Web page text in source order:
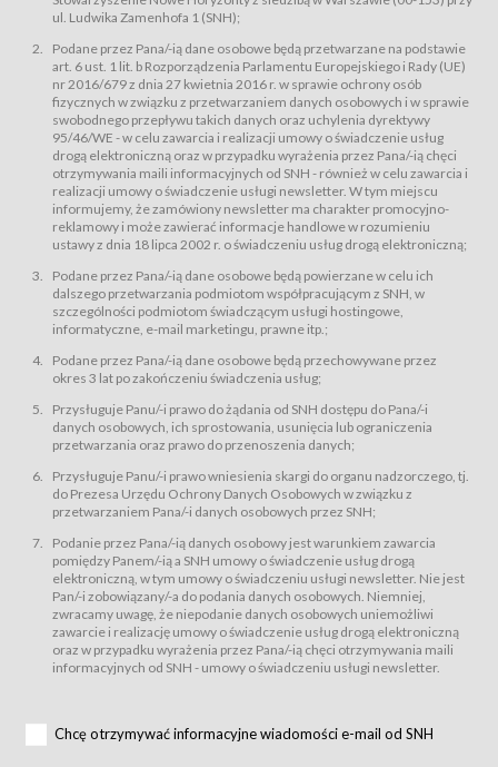
przewidziane przez Usługodawcę dla danego Wydarzenia, tj. uprawniające
do uczestnictwa w wielu albo w pojedynczych seansach filmowych,
Sklep – sklep internetowy prowadzony przez Usługodawcę w Serwisie;
Regulamin – niniejszy regulamin.
§ 2
Postanowienia ogólne
Regulamin określa zasady:
świadczenia Usługobiorcom Usług przez Usługodawcę, z
zastrzeżeniem usług, o których mowa w ust. 2 pkt. 4 i 5 poniżej, których
zasady świadczenia precyzują odrębne regulaminy,
przetwarzania przez Usługodawcę danych osobowych Usługobiorców
będących osobami fizycznymi.
świadczy Usługi drogą elektroniczną w rozumieniu ustawy z dnia 18 lipca
2002 r. o świadczeniu usług drogą elektroniczną (Dz.U. z 2002 r., Nr 144, poz.
1204, z późń. zm.). Usługi świadczone są nieodpłatnie.
usługę przeglądania i odczytywania przez Usługobiorców materiałów
zamieszczanych w Serwisie,
usługę utrzymywania konta użytkownika w Serwisie,
usługę newsletter,
usługę zawierania na odległość umów nabycia Karnetów i Biletów,
usługę zawierania na odległość umów sprzedaży w Sklepie.
dnia 18 lipca 2002 r. o świadczeniu usług drogą elektroniczną (Dz.U. z 2002
r., Nr 144, poz. 1204, z późń. zm.). Usługi świadczone są nieodpłatnie.
Na zasadach określonych w Regulaminie dostęp do Serwisu jest otwarty dla
Usługobiorca przed rozpoczęciem korzystania z Serwisu jest zobowiązany
zapoznać się z Regulaminem. Założenie konta w Serwisie oraz zamówienie
usługi newsletter za pośrednictwem przeznaczonego do tego formularza
zamieszczonego na stronach Serwisu dostępnych dla wszystkich
Usługobiorców wymaga akceptacji postanowień Regulaminu.
Usługobiorca zobowiązany jest do przestrzegania postanowień Regulaminu
od chwili rozpoczęcia korzystania z Serwisu.
Regulamin jest udostępniony Usługobiorcom nieodpłatnie za
Warunki techniczne korzystania z Usług
ul. Ludwika Zamenhofa 1 (SNH);
Podane przez Pana/-ią dane osobowe będą przetwarzane na podstawie
art. 6 ust. 1 lit. b Rozporządzenia Parlamentu Europejskiego i Rady (UE)
nr 2016/679 z dnia 27 kwietnia 2016 r. w sprawie ochrony osób
fizycznych w związku z przetwarzaniem danych osobowych i w sprawie
swobodnego przepływu takich danych oraz uchylenia dyrektywy
95/46/WE - w celu zawarcia i realizacji umowy o świadczenie usług
drogą elektroniczną oraz w przypadku wyrażenia przez Pana/-ią chęci
otrzymywania maili informacyjnych od SNH - również w celu zawarcia i
realizacji umowy o świadczenie usługi newsletter. W tym miejscu
informujemy, że zamówiony newsletter ma charakter promocyjno-
reklamowy i może zawierać informacje handlowe w rozumieniu
ustawy z dnia 18 lipca 2002 r. o świadczeniu usług drogą elektroniczną;
Podane przez Pana/-ią dane osobowe będą powierzane w celu ich
dalszego przetwarzania podmiotom współpracującym z SNH, w
szczególności podmiotom świadczącym usługi hostingowe,
informatyczne, e-mail marketingu, prawne itp.;
Podane przez Pana/-ią dane osobowe będą przechowywane przez
okres 3 lat po zakończeniu świadczenia usług;
Przysługuje Panu/-i prawo do żądania od SNH dostępu do Pana/-i
danych osobowych, ich sprostowania, usunięcia lub ograniczenia
przetwarzania oraz prawo do przenoszenia danych;
Przysługuje Panu/-i prawo wniesienia skargi do organu nadzorczego, tj.
do Prezesa Urzędu Ochrony Danych Osobowych w związku z
przetwarzaniem Pana/-i danych osobowych przez SNH;
Podanie przez Pana/-ią danych osobowy jest warunkiem zawarcia
pomiędzy Panem/-ią a SNH umowy o świadczenie usług drogą
elektroniczną, w tym umowy o świadczeniu usługi newsletter. Nie jest
Pan/-i zobowiązany/-a do podania danych osobowych. Niemniej,
zwracamy uwagę, że niepodanie danych osobowych uniemożliwi
zawarcie i realizację umowy o świadczenie usług drogą elektroniczną
oraz w przypadku wyrażenia przez Pana/-ią chęci otrzymywania maili
informacyjnych od SNH - umowy o świadczeniu usługi newsletter.
Chcę otrzymywać informacyjne wiadomości e-mail od SNH